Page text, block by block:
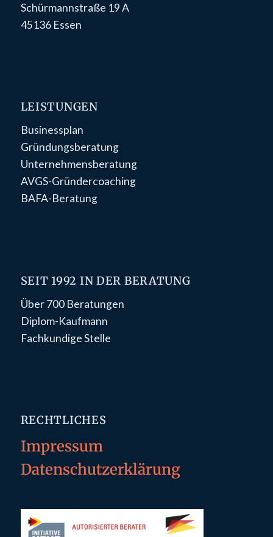
Schürmannstraße 19 A
45136 Essen
LEISTUNGEN
Businessplan
Gründungsberatung
Unternehmensberatung
AVGS-Gründercoaching
BAFA-Beratung
SEIT 1992 IN DER BERATUNG
Über 700 Beratungen
Diplom-Kaufmann
Fachkundige Stelle
RECHTLICHES
Impressum
Datenschutzerklärung